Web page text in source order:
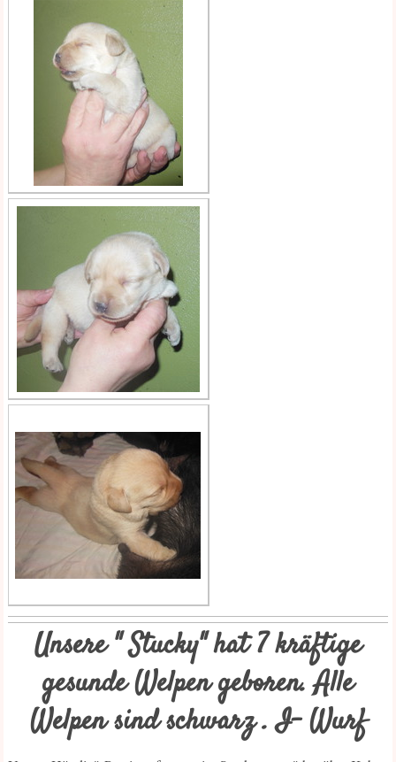
Unsere " Stucky" hat 7 kräftige
gesunde Welpen geboren. Alle
Welpen sind schwarz . I- Wurf